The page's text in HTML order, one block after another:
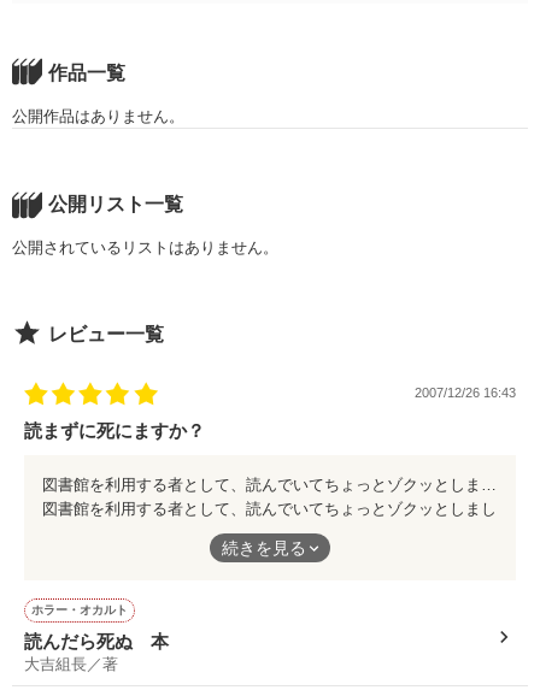
作品一覧
公開作品はありません。
公開リスト一覧
公開されているリストはありません。
レビュー一覧
2007/12/26 16:43
読まずに死にますか？
図書館を利用する者として、読んでいてちょっとゾクッとしまし
た。自分だったら、読むかなぁ？でも、気になるしなぁ…
読んで“シボウ”か、読まずに“シボウ”か…さぁ、どっち!?
続きを見る
ホラー・オカルト
読んだら死ぬ 本
大吉組長／著